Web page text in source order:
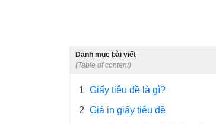
Danh mục bài viết
(Table of content)
1 Giấy tiêu đề là gì?
2 Giá in giấy tiêu đề